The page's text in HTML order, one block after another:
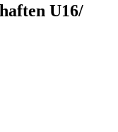
U16/